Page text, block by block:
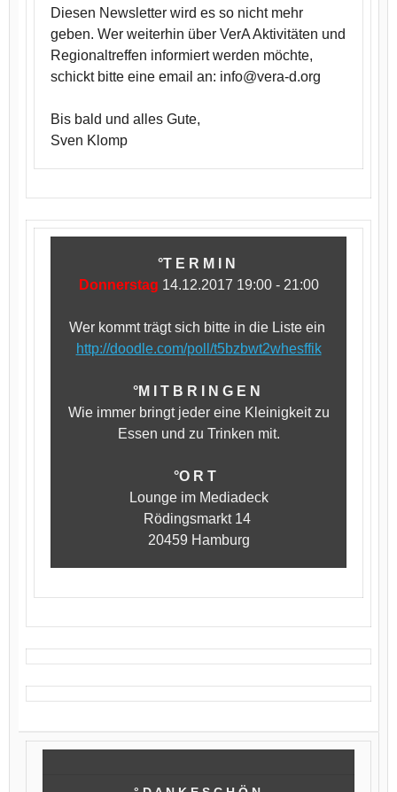
Diesen Newsletter wird es so nicht mehr
geben. Wer weiterhin über VerA Aktivitäten und
Regionaltreffen informiert werden möchte,
schickt bitte eine email an: info@vera-d.org
Bis bald und alles Gute,
Sven Klomp
°T E R M I N
Donnerstag 14.12.2017 19:00 - 21:00
Wer kommt trägt sich bitte in die Liste ein
http://doodle.com/poll/t5bzbwt2whesffik
°M I T B R I N G E N
Wie immer bringt jeder eine Kleinigkeit zu
Essen und zu Trinken mit.
°O R T
Lounge im Mediadeck
Rödingsmarkt 14
20459 Hamburg